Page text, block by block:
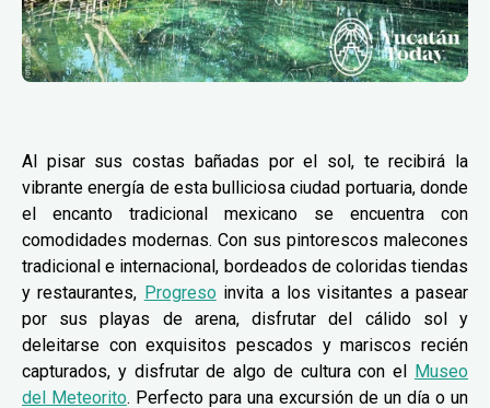
Al pisar sus costas bañadas por el sol, te recibirá la
vibrante energía de esta bulliciosa ciudad portuaria, donde
el encanto tradicional mexicano se encuentra con
comodidades modernas. Con sus pintorescos malecones
tradicional e internacional, bordeados de coloridas tiendas
y restaurantes, Progresoinvita a los visitantes a pasear
por sus playas de arena, disfrutar del cálido sol y
deleitarse con exquisitos pescados y mariscos recién
capturados, y disfrutar de algo de cultura con el Museo
del Meteorito. Perfecto para una excursión de un día o un